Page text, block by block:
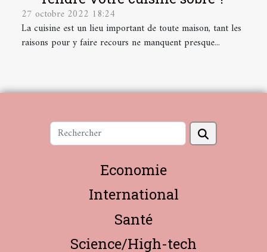
27 octobre 2022 18:24
La cuisine est un lieu important de toute maison, tant les
raisons pour y faire recours ne manquent presque...
Economie
International
Santé
Science/High-tech